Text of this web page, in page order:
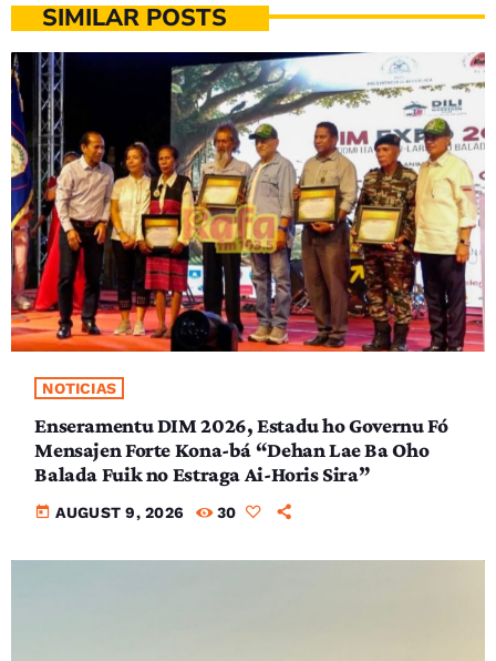
SIMILAR POSTS
NOTICIAS
Enseramentu DIM 2026, Estadu ho Governu Fó
Mensajen Forte Kona-bá “Dehan Lae Ba Oho
Balada Fuik no Estraga Ai-Horis Sira”
today AUGUST 9, 2026 30